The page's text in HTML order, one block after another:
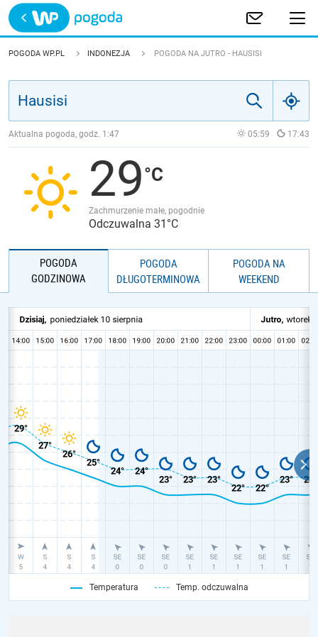
Trwa ładowanie
POLSKA
JAKOŚĆ POWIETRZA
POGODA WP.PL INDONEZJA POGODA NA JUTRO - HAUSISI
Aktualna pogoda, godz. 1:47 05:59 17:43
29
Zachmurzenie małe, pogodnie
Odczuwalna 31°C
POGODA
GODZINOWA
POGODA
DŁUGOTERMINOWA
POGODA NA
WEEKEND
Temperatura Temp. odczuwalna